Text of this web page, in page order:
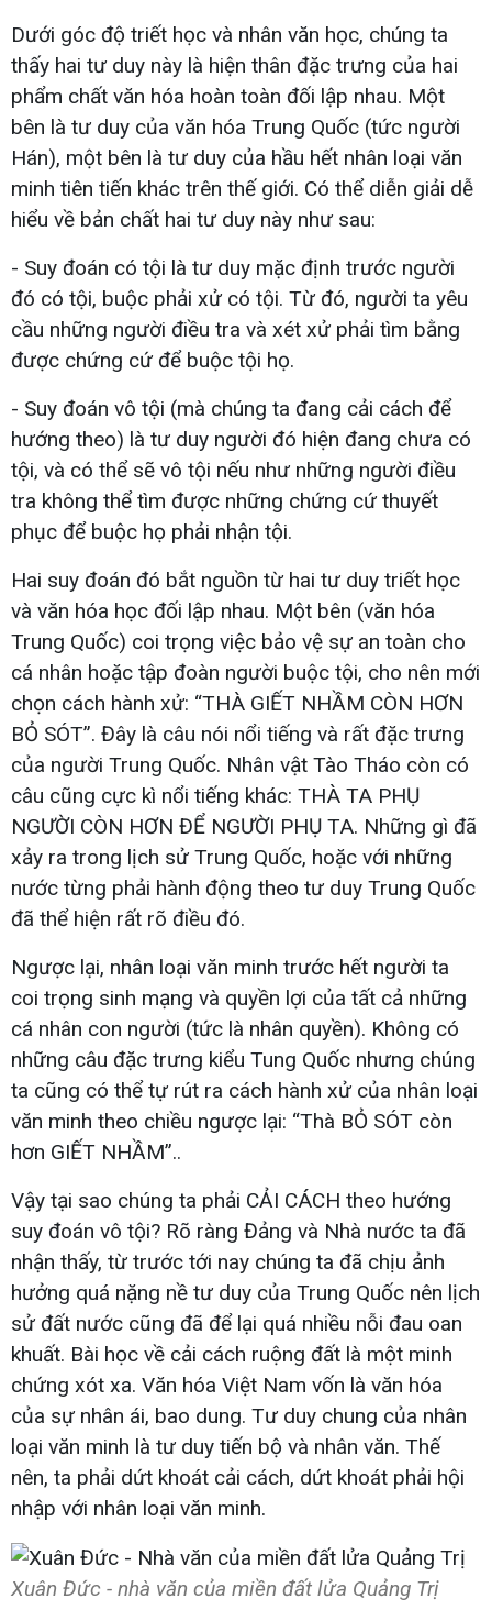
Dưới góc độ triết học và nhân văn học, chúng ta
thấy hai tư duy này là hiện thân đặc trưng của hai
phẩm chất văn hóa hoàn toàn đối lập nhau. Một
bên là tư duy của văn hóa Trung Quốc (tức người
Hán), một bên là tư duy của hầu hết nhân loại văn
minh tiên tiến khác trên thế giới. Có thể diễn giải dễ
hiểu về bản chất hai tư duy này như sau:
- Suy đoán có tội là tư duy mặc định trước người
đó có tội, buộc phải xử có tội. Từ đó, người ta yêu
cầu những người điều tra và xét xử phải tìm bằng
được chứng cứ để buộc tội họ.
- Suy đoán vô tội (mà chúng ta đang cải cách để
hướng theo) là tư duy người đó hiện đang chưa có
tội, và có thể sẽ vô tội nếu như những người điều
tra không thể tìm được những chứng cứ thuyết
phục để buộc họ phải nhận tội.
Hai suy đoán đó bắt nguồn từ hai tư duy triết học
và văn hóa học đối lập nhau. Một bên (văn hóa
Trung Quốc) coi trọng việc bảo vệ sự an toàn cho
cá nhân hoặc tập đoàn người buộc tội, cho nên mới
chọn cách hành xử: “THÀ GIẾT NHẦM CÒN HƠN
BỎ SÓT”. Đây là câu nói nổi tiếng và rất đặc trưng
của người Trung Quốc. Nhân vật Tào Tháo còn có
câu cũng cực kì nổi tiếng khác: THÀ TA PHỤ
NGƯỜI CÒN HƠN ĐỂ NGƯỜI PHỤ TA. Những gì đã
xảy ra trong lịch sử Trung Quốc, hoặc với những
nước từng phải hành động theo tư duy Trung Quốc
đã thể hiện rất rõ điều đó.
Ngược lại, nhân loại văn minh trước hết người ta
coi trọng sinh mạng và quyền lợi của tất cả những
cá nhân con người (tức là nhân quyền). Không có
những câu đặc trưng kiểu Tung Quốc nhưng chúng
ta cũng có thể tự rút ra cách hành xử của nhân loại
văn minh theo chiều ngược lại: “Thà BỎ SÓT còn
hơn GIẾT NHẦM”..
Vậy tại sao chúng ta phải CẢI CÁCH theo hướng
suy đoán vô tội? Rõ ràng Đảng và Nhà nước ta đã
nhận thấy, từ trước tới nay chúng ta đã chịu ảnh
hưởng quá nặng nề tư duy của Trung Quốc nên lịch
sử đất nước cũng đã để lại quá nhiều nỗi đau oan
khuất. Bài học về cải cách ruộng đất là một minh
chứng xót xa. Văn hóa Việt Nam vốn là văn hóa
của sự nhân ái, bao dung. Tư duy chung của nhân
loại văn minh là tư duy tiến bộ và nhân văn. Thế
nên, ta phải dứt khoát cải cách, dứt khoát phải hội
nhập với nhân loại văn minh.
Xuân Đức - nhà văn của miền đất lửa Quảng Trị